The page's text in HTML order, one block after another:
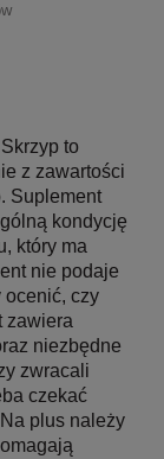
to
z zawartości
Suplement
kondycję
który ma
nie podaje
ocenić, czy
zawiera
niezbędne
zwracali
czekać
plus należy